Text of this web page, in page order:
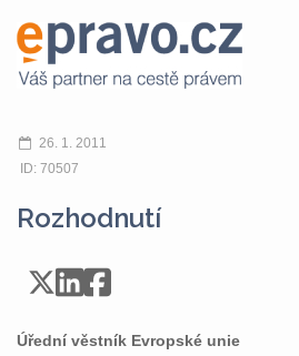
26. 1. 2011
ID: 70507
Rozhodnutí
Úřední věstník Evropské unie